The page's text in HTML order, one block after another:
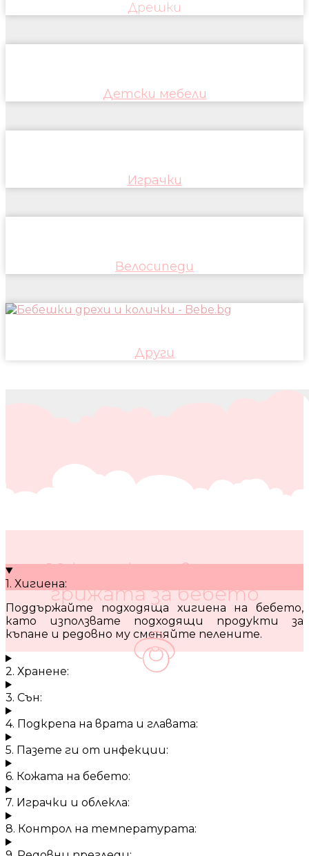
Дрешки
Детски мебели
Играчки
Велосипеди
Други
10 кратки съвета за
грижата за бебето
1. Хигиена:
Поддържайте подходяща хигиена на бебето,
като използвате подходящи продукти за
къпане и редовно му сменяйте пелените.
2. Хранене:
3. Сън:
4. Подкрепа на врата и главата:
5. Пазете ги от инфекции:
6. Кожата на бебето:
7. Играчки и облекла:
8. Контрол на температурата: